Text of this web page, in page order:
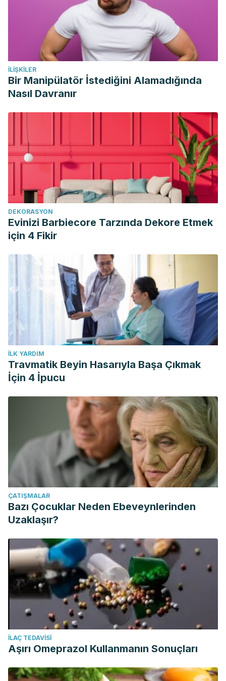
İLIŞKILER
Bir Manipülatör İstediğini Alamadığında
Nasıl Davranır
DEKORASYON
Evinizi Barbiecore Tarzında Dekore Etmek
için 4 Fikir
İLK YARDIM
Travmatik Beyin Hasarıyla Başa Çıkmak
İçin 4 İpucu
ÇATIŞMALAR
Bazı Çocuklar Neden Ebeveynlerinden
Uzaklaşır?
İLAÇ TEDAVISI
Aşırı Omeprazol Kullanmanın Sonuçları